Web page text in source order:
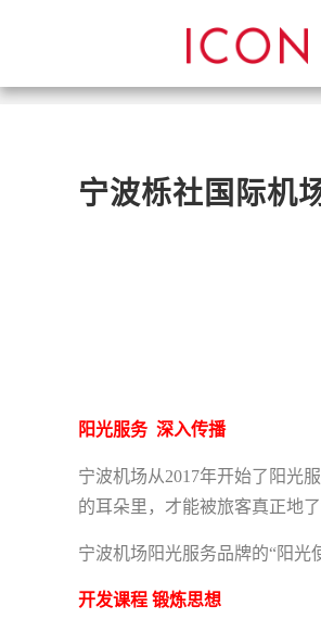
宁波栎社国际机
阳光服务 深入传播
宁波机场从2017年开始了阳光
的耳朵里，才能被旅客真正地了
宁波机场阳光服务品牌的“阳
开发课程 锻炼思想